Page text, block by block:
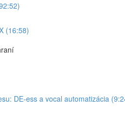
(16:58)
DE-ess a vocal automatizácia